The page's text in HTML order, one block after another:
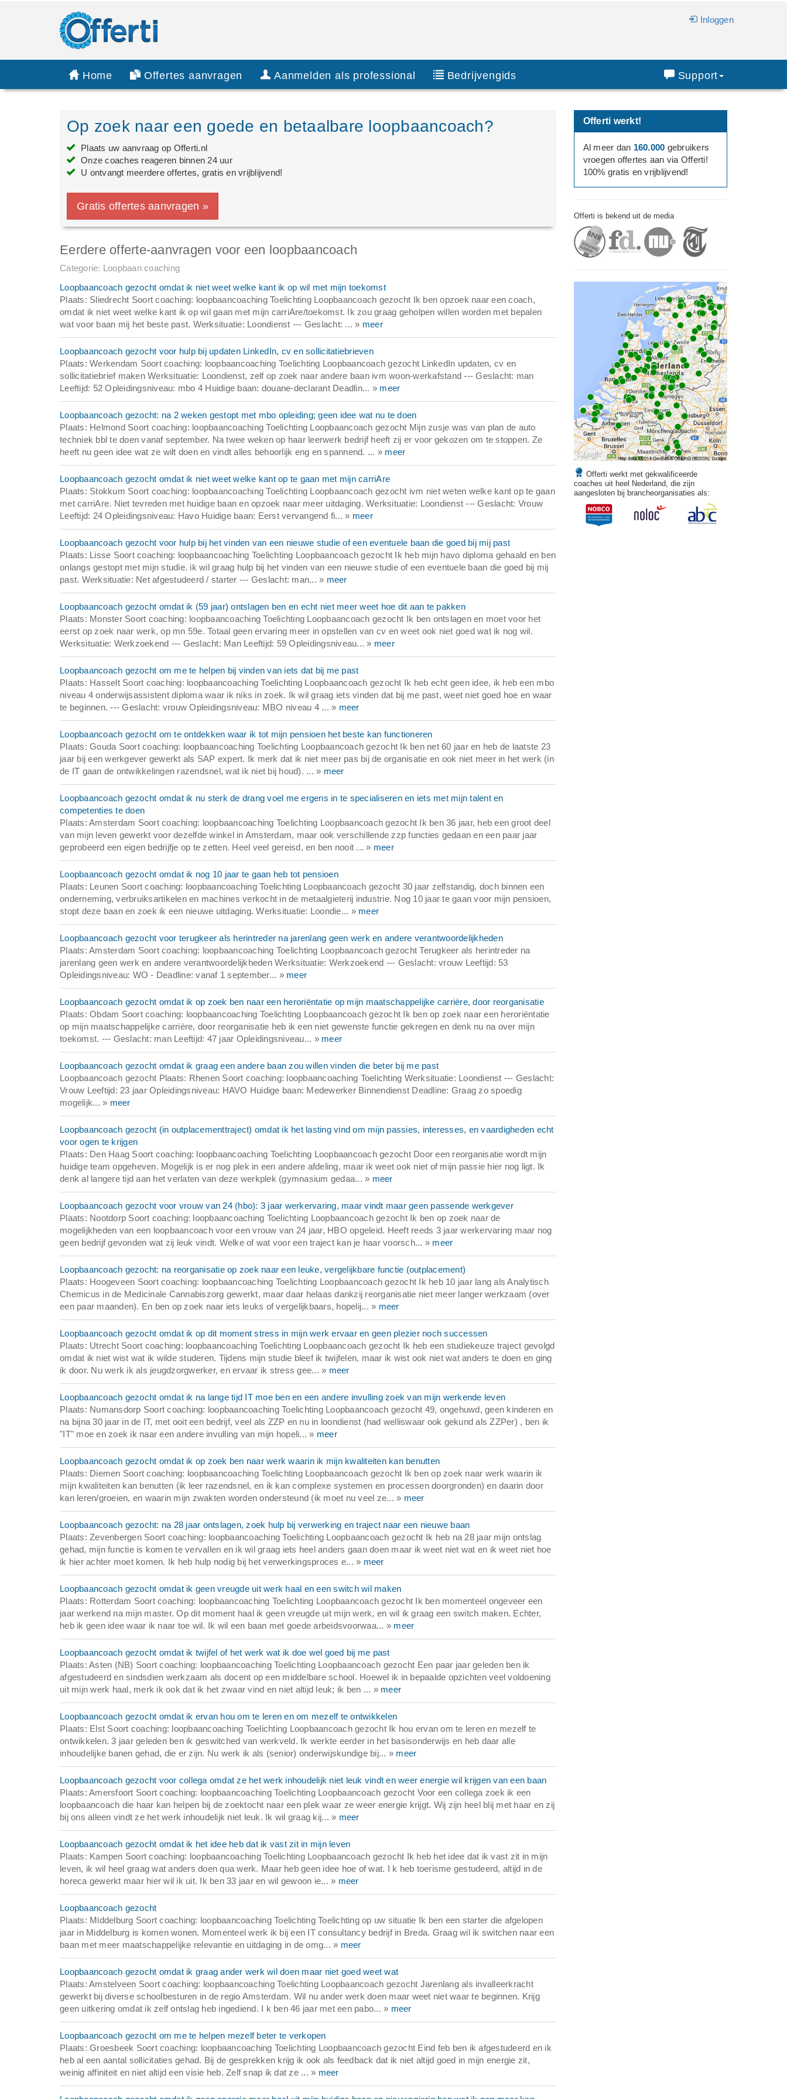
Inloggen
Home Offertes aanvragen Aanmelden als professional Bedrijvengids Support
Op zoek naar een goede en betaalbare loopbaancoach?
Plaats uw aanvraag op Offerti.nl
Onze coaches reageren binnen 24 uur
U ontvangt meerdere offertes, gratis en vrijblijvend!
Gratis offertes aanvragen »
Eerdere offerte-aanvragen voor een loopbaancoach
Categorie: Loopbaan coaching
Loopbaancoach gezocht omdat ik niet weet welke kant ik op wil met mijn toekomst
Plaats: Sliedrecht Soort coaching: loopbaancoaching Toelichting Loopbaancoach gezocht Ik ben opzoek naar een coach,
omdat ik niet weet welke kant ik op wil gaan met mijn carriAre/toekomst. Ik zou graag geholpen willen worden met bepalen
wat voor baan mij het beste past. Werksituatie: Loondienst --- Geslacht: ... » meer
Loopbaancoach gezocht voor hulp bij updaten LinkedIn, cv en sollicitatiebrieven
Plaats: Werkendam Soort coaching: loopbaancoaching Toelichting Loopbaancoach gezocht LinkedIn updaten, cv en
sollicitatiebrief maken Werksituatie: Loondienst, zelf op zoek naar andere baan ivm woon-werkafstand --- Geslacht: man
Leeftijd: 52 Opleidingsniveau: mbo 4 Huidige baan: douane-declarant Deadlin... » meer
Loopbaancoach gezocht: na 2 weken gestopt met mbo opleiding; geen idee wat nu te doen
Plaats: Helmond Soort coaching: loopbaancoaching Toelichting Loopbaancoach gezocht Mijn zusje was van plan de auto
techniek bbl te doen vanaf september. Na twee weken op haar leerwerk bedrijf heeft zij er voor gekozen om te stoppen. Ze
heeft nu geen idee wat ze wilt doen en vindt alles behoorlijk eng en spannend. ... » meer
Loopbaancoach gezocht omdat ik niet weet welke kant op te gaan met mijn carriAre
Plaats: Stokkum Soort coaching: loopbaancoaching Toelichting Loopbaancoach gezocht ivm niet weten welke kant op te gaan
met carriAre. Niet tevreden met huidige baan en opzoek naar meer uitdaging. Werksituatie: Loondienst --- Geslacht: Vrouw
Leeftijd: 24 Opleidingsniveau: Havo Huidige baan: Eerst vervangend fi... » meer
Loopbaancoach gezocht voor hulp bij het vinden van een nieuwe studie of een eventuele baan die goed bij mij past
Plaats: Lisse Soort coaching: loopbaancoaching Toelichting Loopbaancoach gezocht Ik heb mijn havo diploma gehaald en ben
onlangs gestopt met mijn studie. ik wil graag hulp bij het vinden van een nieuwe studie of een eventuele baan die goed bij mij
past. Werksituatie: Net afgestudeerd / starter --- Geslacht: man... » meer
Loopbaancoach gezocht omdat ik (59 jaar) ontslagen ben en echt niet meer weet hoe dit aan te pakken
Plaats: Monster Soort coaching: loopbaancoaching Toelichting Loopbaancoach gezocht Ik ben ontslagen en moet voor het
eerst op zoek naar werk, op mn 59e. Totaal geen ervaring meer in opstellen van cv en weet ook niet goed wat ik nog wil.
Werksituatie: Werkzoekend --- Geslacht: Man Leeftijd: 59 Opleidingsniveau... » meer
Loopbaancoach gezocht om me te helpen bij vinden van iets dat bij me past
Plaats: Hasselt Soort coaching: loopbaancoaching Toelichting Loopbaancoach gezocht Ik heb echt geen idee, ik heb een mbo
niveau 4 onderwijsassistent diploma waar ik niks in zoek. Ik wil graag iets vinden dat bij me past, weet niet goed hoe en waar
te beginnen. --- Geslacht: vrouw Opleidingsniveau: MBO niveau 4 ... » meer
Loopbaancoach gezocht om te ontdekken waar ik tot mijn pensioen het beste kan functioneren
Plaats: Gouda Soort coaching: loopbaancoaching Toelichting Loopbaancoach gezocht Ik ben net 60 jaar en heb de laatste 23
jaar bij een werkgever gewerkt als SAP expert. Ik merk dat ik niet meer pas bij de organisatie en ook niet meer in het werk (in
de IT gaan de ontwikkelingen razendsnel, wat ik niet bij houd). ... » meer
Loopbaancoach gezocht omdat ik nu sterk de drang voel me ergens in te specialiseren en iets met mijn talent en
competenties te doen
Plaats: Amsterdam Soort coaching: loopbaancoaching Toelichting Loopbaancoach gezocht Ik ben 36 jaar, heb een groot deel
van mijn leven gewerkt voor dezelfde winkel in Amsterdam, maar ook verschillende zzp functies gedaan en een paar jaar
geprobeerd een eigen bedrijfje op te zetten. Heel veel gereisd, en ben nooit ... » meer
Loopbaancoach gezocht omdat ik nog 10 jaar te gaan heb tot pensioen
Plaats: Leunen Soort coaching: loopbaancoaching Toelichting Loopbaancoach gezocht 30 jaar zelfstandig, doch binnen een
onderneming, verbruiksartikelen en machines verkocht in de metaalgieterij industrie. Nog 10 jaar te gaan voor mijn pensioen,
stopt deze baan en zoek ik een nieuwe uitdaging. Werksituatie: Loondie... » meer
Loopbaancoach gezocht voor terugkeer als herintreder na jarenlang geen werk en andere verantwoordelijkheden
Plaats: Amsterdam Soort coaching: loopbaancoaching Toelichting Loopbaancoach gezocht Terugkeer als herintreder na
jarenlang geen werk en andere verantwoordelijkheden Werksituatie: Werkzoekend --- Geslacht: vrouw Leeftijd: 53
Opleidingsniveau: WO - Deadline: vanaf 1 september... » meer
Loopbaancoach gezocht omdat ik op zoek ben naar een heroriëntatie op mijn maatschappelijke carrière, door reorganisatie
Plaats: Obdam Soort coaching: loopbaancoaching Toelichting Loopbaancoach gezocht Ik ben op zoek naar een heroriëntatie
op mijn maatschappelijke carrière, door reorganisatie heb ik een niet gewenste functie gekregen en denk nu na over mijn
toekomst. --- Geslacht: man Leeftijd: 47 jaar Opleidingsniveau... » meer
Loopbaancoach gezocht omdat ik graag een andere baan zou willen vinden die beter bij me past
Loopbaancoach gezocht Plaats: Rhenen Soort coaching: loopbaancoaching Toelichting Werksituatie: Loondienst --- Geslacht:
Vrouw Leeftijd: 23 jaar Opleidingsniveau: HAVO Huidige baan: Medewerker Binnendienst Deadline: Graag zo spoedig
mogelijk... » meer
Loopbaancoach gezocht (in outplacementtraject) omdat ik het lasting vind om mijn passies, interesses, en vaardigheden echt
voor ogen te krijgen
Plaats: Den Haag Soort coaching: loopbaancoaching Toelichting Loopbaancoach gezocht Door een reorganisatie wordt mijn
huidige team opgeheven. Mogelijk is er nog plek in een andere afdeling, maar ik weet ook niet of mijn passie hier nog ligt. Ik
denk al langere tijd aan het verlaten van deze werkplek (gymnasium gedaa... » meer
Loopbaancoach gezocht voor vrouw van 24 (hbo): 3 jaar werkervaring, maar vindt maar geen passende werkgever
Plaats: Nootdorp Soort coaching: loopbaancoaching Toelichting Loopbaancoach gezocht Ik ben op zoek naar de
mogelijkheden van een loopbaancoach voor een vrouw van 24 jaar, HBO opgeleid. Heeft reeds 3 jaar werkervaring maar nog
geen bedrijf gevonden wat zij leuk vindt. Welke of wat voor een traject kan je haar voorsch... » meer
Loopbaancoach gezocht: na reorganisatie op zoek naar een leuke, vergelijkbare functie (outplacement)
Plaats: Hoogeveen Soort coaching: loopbaancoaching Toelichting Loopbaancoach gezocht Ik heb 10 jaar lang als Analytisch
Chemicus in de Medicinale Cannabiszorg gewerkt, maar daar helaas dankzij reorganisatie niet meer langer werkzaam (over
een paar maanden). En ben op zoek naar iets leuks of vergelijkbaars, hopelij... » meer
Loopbaancoach gezocht omdat ik op dit moment stress in mijn werk ervaar en geen plezier noch successen
Plaats: Utrecht Soort coaching: loopbaancoaching Toelichting Loopbaancoach gezocht Ik heb een studiekeuze traject gevolgd
omdat ik niet wist wat ik wilde studeren. Tijdens mijn studie bleef ik twijfelen, maar ik wist ook niet wat anders te doen en ging
ik door. Nu werk ik als jeugdzorgwerker, en ervaar ik stress gee... » meer
Loopbaancoach gezocht omdat ik na lange tijd IT moe ben en een andere invulling zoek van mijn werkende leven
Plaats: Numansdorp Soort coaching: loopbaancoaching Toelichting Loopbaancoach gezocht 49, ongehuwd, geen kinderen en
na bijna 30 jaar in de IT, met ooit een bedrijf, veel als ZZP en nu in loondienst (had welliswaar ook gekund als ZZPer) , ben ik
"IT" moe en zoek ik naar een andere invulling van mijn hopeli... » meer
Loopbaancoach gezocht omdat ik op zoek ben naar werk waarin ik mijn kwaliteiten kan benutten
Plaats: Diemen Soort coaching: loopbaancoaching Toelichting Loopbaancoach gezocht Ik ben op zoek naar werk waarin ik
mijn kwaliteiten kan benutten (ik leer razendsnel, en ik kan complexe systemen en processen doorgronden) en daarin door
kan leren/groeien, en waarin mijn zwakten worden ondersteund (ik moet nu veel ze... » meer
Loopbaancoach gezocht: na 28 jaar ontslagen, zoek hulp bij verwerking en traject naar een nieuwe baan
Plaats: Zevenbergen Soort coaching: loopbaancoaching Toelichting Loopbaancoach gezocht Ik heb na 28 jaar mijn ontslag
gehad, mijn functie is komen te vervallen en ik wil graag iets heel anders gaan doen maar ik weet niet wat en ik weet niet hoe
ik hier achter moet komen. Ik heb hulp nodig bij het verwerkingsproces e... » meer
Loopbaancoach gezocht omdat ik geen vreugde uit werk haal en een switch wil maken
Plaats: Rotterdam Soort coaching: loopbaancoaching Toelichting Loopbaancoach gezocht Ik ben momenteel ongeveer een
jaar werkend na mijn master. Op dit moment haal ik geen vreugde uit mijn werk, en wil ik graag een switch maken. Echter,
heb ik geen idee waar ik naar toe wil. Ik wil een baan met goede arbeidsvoorwaa... » meer
Loopbaancoach gezocht omdat ik twijfel of het werk wat ik doe wel goed bij me past
Plaats: Asten (NB) Soort coaching: loopbaancoaching Toelichting Loopbaancoach gezocht Een paar jaar geleden ben ik
afgestudeerd en sindsdien werkzaam als docent op een middelbare school. Hoewel ik in bepaalde opzichten veel voldoening
uit mijn werk haal, merk ik ook dat ik het zwaar vind en niet altijd leuk; ik ben ... » meer
Loopbaancoach gezocht omdat ik ervan hou om te leren en om mezelf te ontwikkelen
Plaats: Elst Soort coaching: loopbaancoaching Toelichting Loopbaancoach gezocht Ik hou ervan om te leren en mezelf te
ontwikkelen. 3 jaar geleden ben ik geswitched van werkveld. Ik werkte eerder in het basisonderwijs en heb daar alle
inhoudelijke banen gehad, die er zijn. Nu werk ik als (senior) onderwijskundige bij... » meer
Loopbaancoach gezocht voor collega omdat ze het werk inhoudelijk niet leuk vindt en weer energie wil krijgen van een baan
Plaats: Amersfoort Soort coaching: loopbaancoaching Toelichting Loopbaancoach gezocht Voor een collega zoek ik een
loopbaancoach die haar kan helpen bij de zoektocht naar een plek waar ze weer energie krijgt. Wij zijn heel blij met haar en zij
bij ons alleen vindt ze het werk inhoudelijk niet leuk. Ik wil graag kij... » meer
Loopbaancoach gezocht omdat ik het idee heb dat ik vast zit in mijn leven
Plaats: Kampen Soort coaching: loopbaancoaching Toelichting Loopbaancoach gezocht Ik heb het idee dat ik vast zit in mijn
leven, ik wil heel graag wat anders doen qua werk. Maar heb geen idee hoe of wat. I k heb toerisme gestudeerd, altijd in de
horeca gewerkt maar hier wil ik uit. Ik ben 33 jaar en wil gewoon ie... » meer
Loopbaancoach gezocht
Plaats: Middelburg Soort coaching: loopbaancoaching Toelichting Toelichting op uw situatie Ik ben een starter die afgelopen
jaar in Middelburg is komen wonen. Momenteel werk ik bij een IT consultancy bedrijf in Breda. Graag wil ik switchen naar een
baan met meer maatschappelijke relevantie en uitdaging in de omg... » meer
Loopbaancoach gezocht omdat ik graag ander werk wil doen maar niet goed weet wat
Plaats: Amstelveen Soort coaching: loopbaancoaching Toelichting Loopbaancoach gezocht Jarenlang als invalleerkracht
gewerkt bij diverse schoolbesturen in de regio Amsterdam. Wil nu ander werk doen maar weet niet waar te beginnen. Krijg
geen uitkering omdat ik zelf ontslag heb ingediend. I k ben 46 jaar met een pabo... » meer
Loopbaancoach gezocht om me te helpen mezelf beter te verkopen
Plaats: Groesbeek Soort coaching: loopbaancoaching Toelichting Loopbaancoach gezocht Eind feb ben ik afgestudeerd en ik
heb al een aantal sollicitaties gehad. Bij de gesprekken krijg ik ook als feedback dat ik niet altijd goed in mijn energie zit,
weinig affiniteit en niet altijd een visie heb. Zelf snap ik dat ze ... » meer
Offerti werkt!
Al meer dan 160.000 gebruikers
vroegen offertes aan via Offerti!
100% gratis en vrijblijvend!
Offerti is bekend uit de media
Offerti werkt met gekwalificeerde
coaches uit heel Nederland, die zijn
aangesloten bij brancheorganisaties als: